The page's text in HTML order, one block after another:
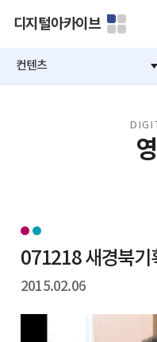
디지털아카이브
컨텐츠
071218 새경북기
2015.02.06